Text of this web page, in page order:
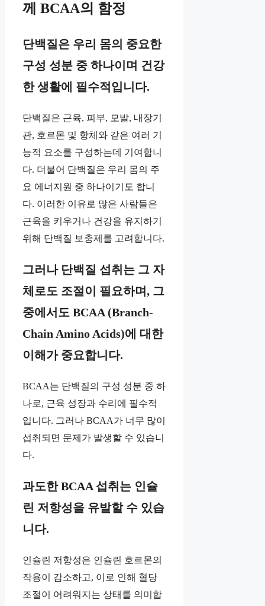
께 BCAA의 함정
단백질은 우리 몸의 중요한
구성 성분 중 하나이며 건강
한 생활에 필수적입니다.
단백질은 근육, 피부, 모발, 내장기
관, 호르몬 및 항체와 같은 여러 기
능적 요소를 구성하는데 기여합니
다. 더불어 단백질은 우리 몸의 주
요 에너지원 중 하나이기도 합니
다. 이러한 이유로 많은 사람들은
근육을 키우거나 건강을 유지하기
위해 단백질 보충제를 고려합니다.
그러나 단백질 섭취는 그 자
체로도 조절이 필요하며, 그
중에서도 BCAA (Branch-
Chain Amino Acids)에 대한
이해가 중요합니다.
BCAA는 단백질의 구성 성분 중 하
나로, 근육 성장과 수리에 필수적
입니다. 그러나 BCAA가 너무 많이
섭취되면 문제가 발생할 수 있습니
다.
과도한 BCAA 섭취는 인슐
린 저항성을 유발할 수 있습
니다.
인슐린 저항성은 인슐린 호르몬의
작용이 감소하고, 이로 인해 혈당
조절이 어려워지는 상태를 의미합